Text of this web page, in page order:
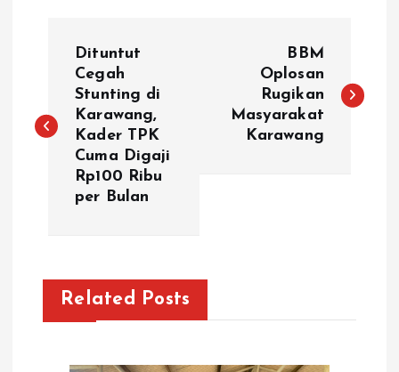
s
Dituntut
Cegah
Stunting di
Karawang,
Kader TPK
Cuma Digaji
Rp100 Ribu
per Bulan
BBM
Oplosan
Rugikan
Masyarakat
Karawang
Related Posts